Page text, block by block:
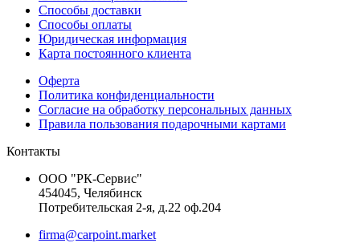
Способы доставки
Способы оплаты
Юридическая информация
Карта постоянного клиента
Оферта
Политика конфиденциальности
Согласие на обработку персональных данных
Правила пользования подарочными картами
Контакты
ООО "РК-Сервис"
454045, Челябинск
Потребительская 2-я, д.22 оф.204
firma@carpoint.market